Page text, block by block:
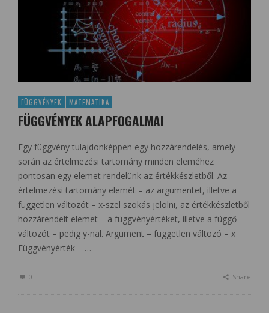
FÜGGVÉNYEK MATEMATIKA
FÜGGVÉNYEK ALAPFOGALMAI
Egy függvény tulajdonképpen egy hozzárendelés, amely
során az értelmezési tartomány minden eleméhez
pontosan egy elemet rendelünk az értékkészletből. Az
értelmezési tartomány elemét – az argumentet, illetve a
független változót – x-szel szokás jelölni, az értékkészletből
hozzárendelt elemet – a függvényértéket, illetve a függő
változót – pedig y-nal. Argument – független változó – x
Függvényérték – …
0 Share